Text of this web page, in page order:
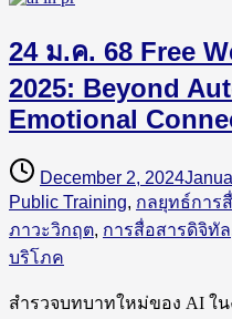
24 ม.ค. 68 Free
2025: Beyond
Emotional
December 2, 2024
Public Training, กลยุทธ์การ
ภาวะวิกฤต, การสื่อสารดิจิทัล
บริโภค
สำรวจบทบาทใหม่ของ AI ใ